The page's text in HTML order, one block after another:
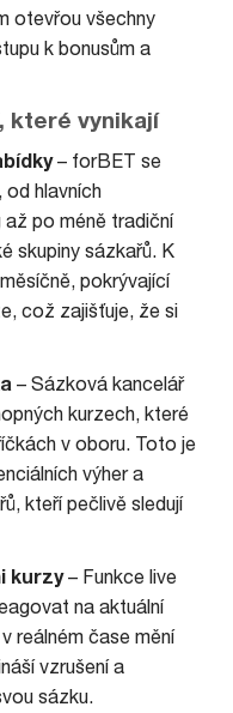
otevřou všechny
k bonusům a
které vynikají
– forBET se
hlavních
po méně tradiční
skupiny sázkařů. K
pokrývající
což zajišťuje, že si
– Sázková kancelář
kurzech, které
v oboru. Toto je
výher a
kteří pečlivě sledují
kurzy– Funkce live
na aktuální
reálném čase mění
vzrušení a
sázku.